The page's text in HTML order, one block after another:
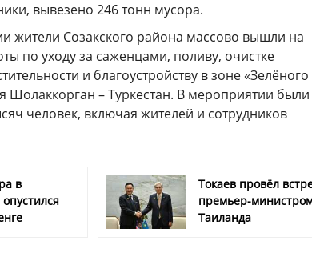
вывезено 246 тонн мусора.
жители Созакского района массово вышли на
по уходу за саженцами, поливу, очистке
и благоустройству в зоне «Зелёного
Шолаккорган – Туркестан. В мероприятии были
человек, включая жителей и сотрудников
в
Токаев провёл
премьер-
Таиланда